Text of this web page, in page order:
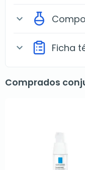
expand_more
expand_more Ficha
Comprados